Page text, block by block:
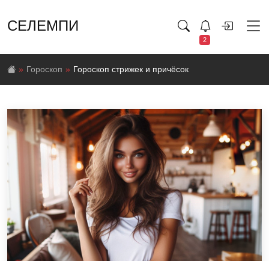
СЕЛЕМПИ
2
Гороскоп Гороскоп стрижек и причёсок